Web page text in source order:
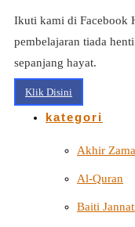
Ikuti kami di Facebook
pembelajaran tiada
sepanjang hayat.
Klik Disini
kategori
Akhir
Al-Quran
Baiti